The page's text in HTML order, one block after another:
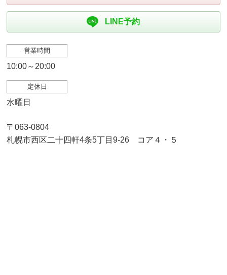
LINE予約
営業時間
10:00～20:00
定休日
水曜日
〒063-0804
札幌市西区二十四軒4条5丁目9-26 コア４・５